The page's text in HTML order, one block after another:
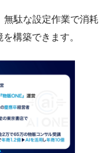
駄な設定作業で消耗
構築できます。